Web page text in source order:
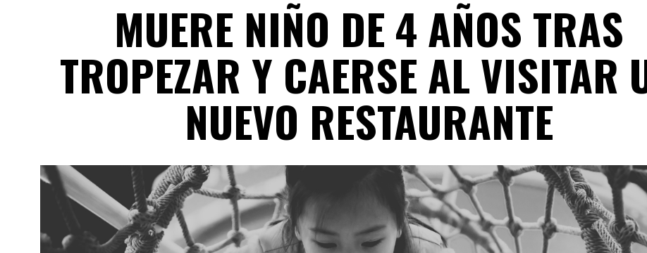
MUERE NIÑO DE 4 AÑOS TRAS
TROPEZAR Y CAERSE AL VISITAR
NUEVO RESTAURANTE